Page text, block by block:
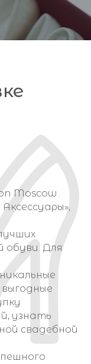
Moscow.
обуви. Для
узнать
свадебной
ткани